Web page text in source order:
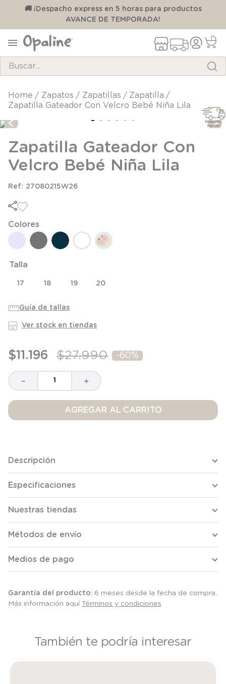
🚚 ¡Despacho express en 5 horas para productos
AVANCE DE TEMPORADA!
zapatos zapatillas
zapatilla
Zapatilla Gateador Con Velcro Bebé Niña Lila
Zapatilla Gateador Con
Velcro Bebé Niña Lila
27080215W26
Colores
Talla
17 18 19 20
Guía de tallas
Ver stock en tiendas
$11 .196 $27.990 -60%
＋
－
AGREGAR AL CARRITO
Descripción
Especificaciones
Nuestras tiendas
Métodos de envío
Medios de pago
Garantía del producto: 6 meses desde la fecha de compra.
Más información aquí Términos y condiciones
También te podría interesar
TÉRMINOS MÁS BUSCADOS
1
3.
zapatillas
4.
body
5
manta
8.
saco
10.